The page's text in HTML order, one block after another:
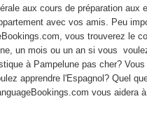
aux cours de préparation aux
avec vos amis. Peu
vous trouverez le
un mois ou un an si vous
à Pampelune pas cher?
apprendre l'Espagnol? Quel
vous aidera